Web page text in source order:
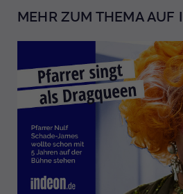
MEHR ZUM THEMA AUF